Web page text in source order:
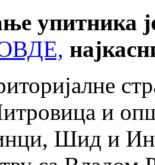
упитника
и
Шид и